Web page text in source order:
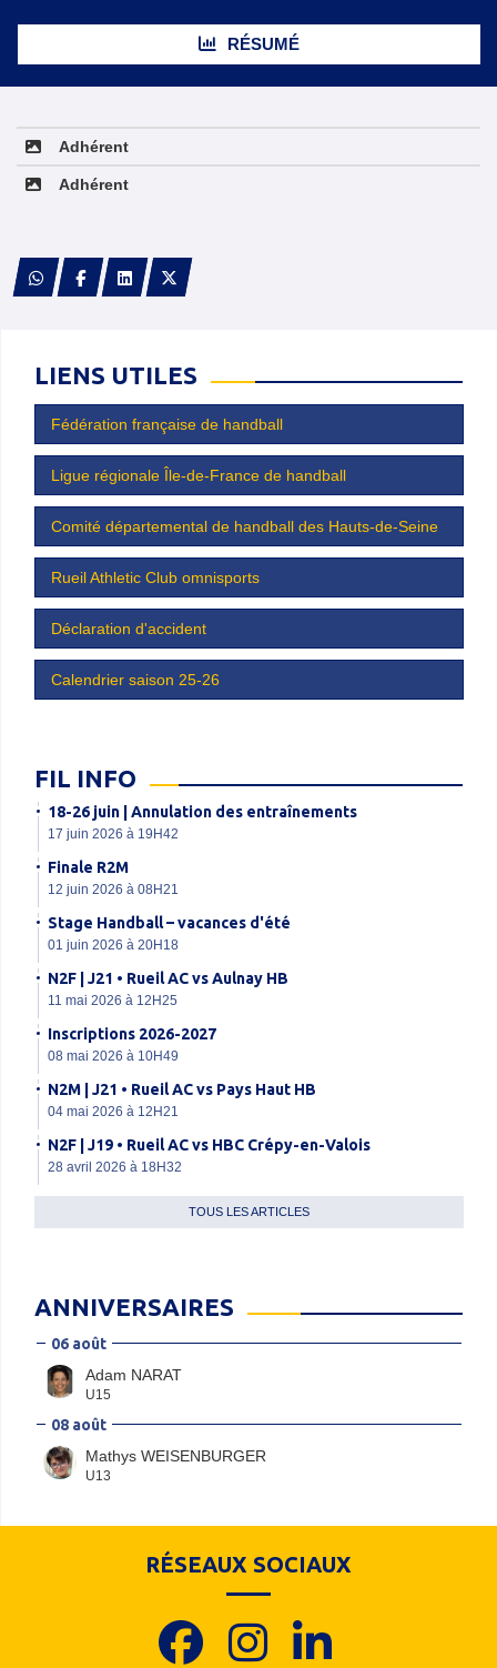
RÉSUMÉ
Adhérent
Adhérent
LIENS UTILES
Fédération française de handball
Ligue régionale Île-de-France de handball
Comité départemental de handball des Hauts-de-Seine
Rueil Athletic Club omnisports
Déclaration d'accident
Calendrier saison 25-26
FIL INFO
18-26 juin | Annulation des entraînements
17 juin 2026 à 19H42
Finale R2M
12 juin 2026 à 08H21
Stage Handball – vacances d'été
01 juin 2026 à 20H18
N2F | J21 • Rueil AC vs Aulnay HB
11 mai 2026 à 12H25
Inscriptions 2026-2027
08 mai 2026 à 10H49
N2M | J21 • Rueil AC vs Pays Haut HB
04 mai 2026 à 12H21
N2F | J19 • Rueil AC vs HBC Crépy-en-Valois
28 avril 2026 à 18H32
TOUS LES ARTICLES
ANNIVERSAIRES
06 août
Adam NARAT
U15
08 août
Mathys WEISENBURGER
U13
RÉSEAUX SOCIAUX